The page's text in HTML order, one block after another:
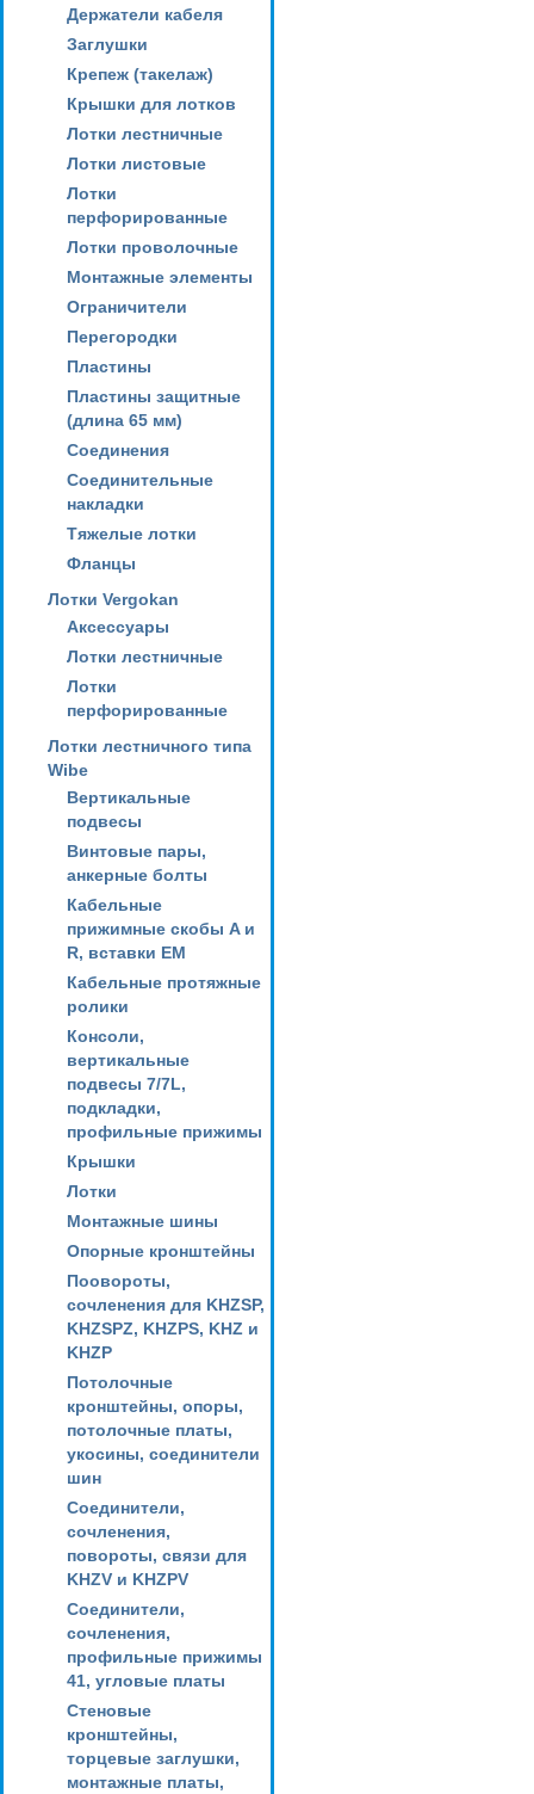
Держатели кабеля
Заглушки
Крепеж (такелаж)
Крышки для лотков
Лотки лестничные
Лотки листовые
Лотки
перфорированные
Лотки проволочные
Монтажные элементы
Ограничители
Перегородки
Пластины
Пластины защитные
(длина 65 мм)
Соединения
Соединительные
накладки
Тяжелые лотки
Фланцы
Лотки Vergokan
Аксессуары
Лотки лестничные
Лотки
перфорированные
Лотки лестничного типа
Wibe
Вертикальные
подвесы
Винтовые пары,
анкерные болты
Кабельные
прижимные скобы A и
R, вставки EM
Кабельные протяжные
ролики
Консоли,
вертикальные
подвесы 7/7L,
подкладки,
профильные прижимы
Крышки
Лотки
Монтажные шины
Опорные кронштейны
Поовороты,
сочленения для KHZSP,
KHZSPZ, KHZPS, KHZ и
KHZP
Потолочные
кронштейны, опоры,
потолочные платы,
укосины, соединители
шин
Соединители,
сочленения,
повороты, связи для
KHZV и KHZPV
Соединители,
сочленения,
профильные прижимы
41, угловые платы
Стеновые
кронштейны,
торцевые заглушки,
монтажные платы,